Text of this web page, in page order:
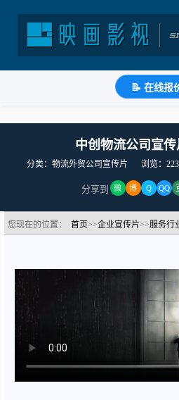
📝 在线报
中创物流公司宣
分类：物流外贸公司宣传片 浏览：
分享到 微 博 Q QQ
您现在的位置： 首页>>企业宣传片>>服务行